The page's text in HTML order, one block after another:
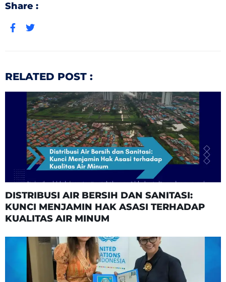
Share :
RELATED POST :
DISTRIBUSI AIR BERSIH DAN SANITASI:
KUNCI MENJAMIN HAK ASASI TERHADAP
KUALITAS AIR MINUM